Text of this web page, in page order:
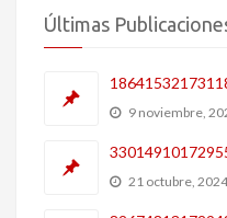
Últimas
9 noviembre,
21 octubre, 2024